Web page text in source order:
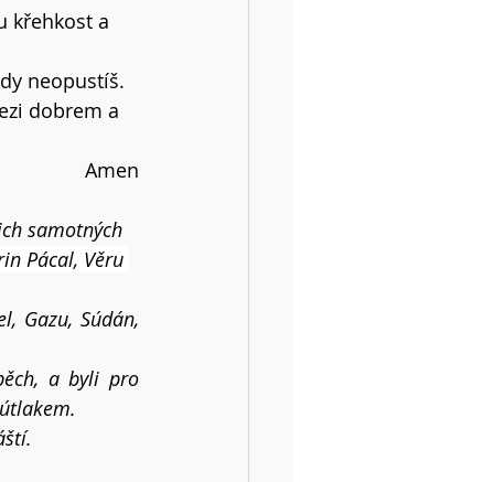
křehkost a
neopustíš.
dobrem a
Amen
samotných
Pácal, Věru
Gazu, Súdán,
a byli pro